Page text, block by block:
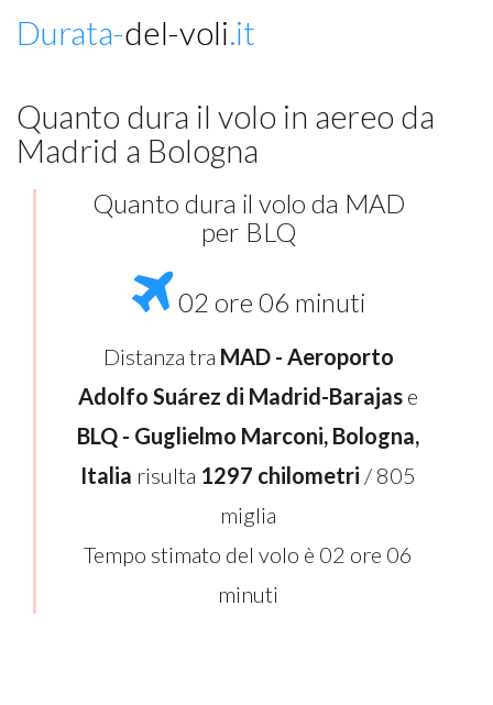
Durata-del-voli.it
Quanto dura il volo in aereo da
Madrid a Bologna
Quanto dura il volo da MAD
per BLQ
02 ore 06 minuti
Distanza tra MAD - Aeroporto
Adolfo Suárez di Madrid-Barajas e
BLQ - Guglielmo Marconi, Bologna,
Italia risulta 1297 chilometri / 805
miglia
Tempo stimato del volo è 02 ore 06
minuti